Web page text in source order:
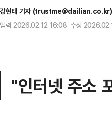
강현태 기자 (trustme@dailian.co.kr)
입력 2026.02.12 16:08 수정
"인터넷 주소